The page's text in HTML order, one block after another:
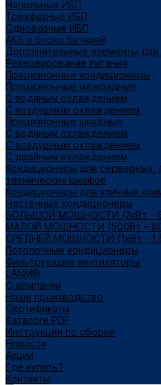
Напольные ИБП
Трёхфазные ИБП
Однофазные ИБП
АКБ и блоки батарей
Дополнительные элементы
Резервирование питания
Прецизионные кондиционеры
Прецизионные межрядные
С водяным охлаждением
С воздушным охлаждением
Прецизионные шкафные
С водяным охлаждением
С воздушным охлаждением
С двойным охлаждением
Кондиционеры для
технических шкафов
Кондиционеры для уличных
Настенные кондиционеры
БОЛЬШОЙ МОЩНОСТИ (2кВт -
МАЛОЙ МОЩНОСТИ (500Вт –
СРЕДНЕЙ МОЩНОСТИ (1кВт -
Потолочные кондиционеры
Фильтрующие вентиляторы
LANMIR
О компании
Наше производство
Сертификаты
Каталоги PDF
Инструкции по сборке
Новости
Акции
Где купить?
Контакты